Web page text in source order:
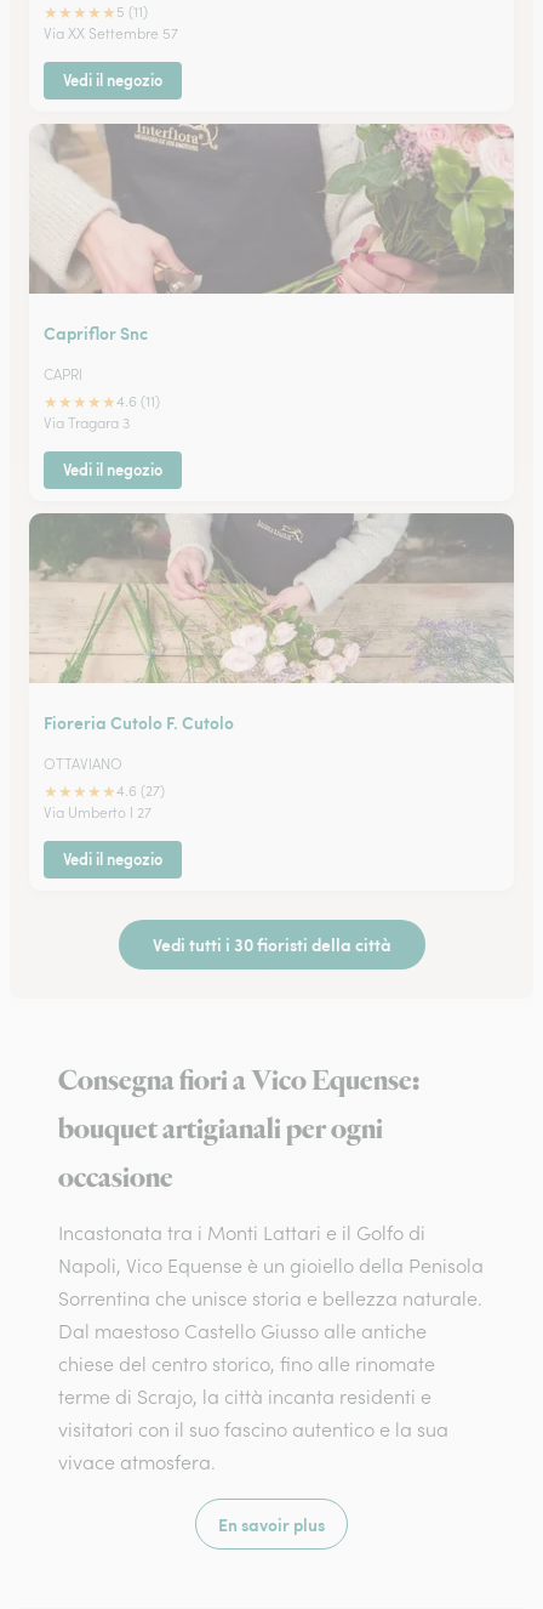
★★★★★ 5 (11)
Via XX Settembre 57
Vedi il negozio
Capriflor Snc
CAPRI
★★★★★4.6 (11)
Via Tragara 3
Vedi il negozio
Fioreria Cutolo F. Cutolo
OTTAVIANO
★★★★★4.6 (27)
Via Umberto I 27
Vedi il negozio
Vedi tutti i 30 fioristi della città
Consegna fiori a Vico Equense:
bouquet artigianali per ogni
occasione
Incastonata tra i Monti Lattari e il Golfo di
Napoli, Vico Equense è un gioiello della Penisola
Sorrentina che unisce storia e bellezza naturale.
Dal maestoso Castello Giusso alle antiche
chiese del centro storico, fino alle rinomate
terme di Scrajo, la città incanta residenti e
visitatori con il suo fascino autentico e la sua
vivace atmosfera.
En savoir plus